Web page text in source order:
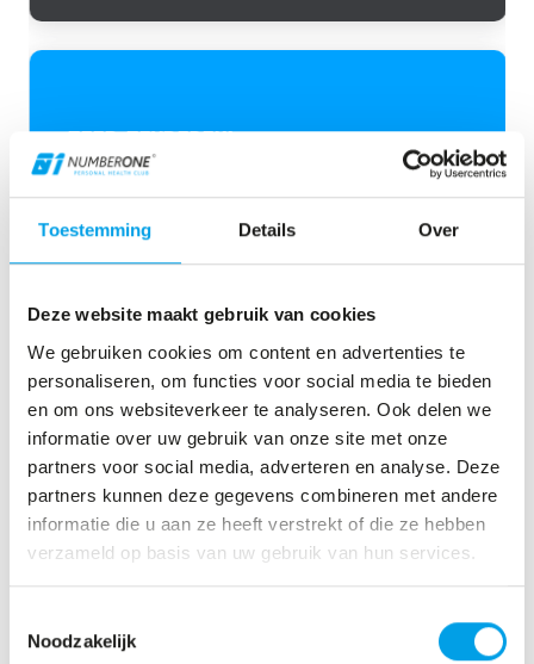
Toestemming Details Over
Deze website maakt gebruik van cookies
We gebruiken cookies om content en advertenties te
personaliseren, om functies voor social media te bieden
en om ons websiteverkeer te analyseren. Ook delen we
informatie over uw gebruik van onze site met onze
partners voor social media, adverteren en analyse. Deze
partners kunnen deze gegevens combineren met andere
informatie die u aan ze heeft verstrekt of die ze hebben
verzameld op basis van uw gebruik van hun services.
Noodzakelijk
ZEER TEVREDEN!
Mooie sportschool gelegen op een
trainingen. Afwisselend zowel binnen als
buiten in het naastgelegen natuurgebied.
Geen training is hetzelfde.De trainingen
van Kenny zijn perfect aangepast aan
het uiterste van je eigen mogelijkheden.
Een gedreven, talentvolle trainer. Zeer
kundig op het gebied van persoonlijke
afstemming en aangepaste
voedingsadviezen.De vriendelijke, doch
— Mirjam van der Knaap